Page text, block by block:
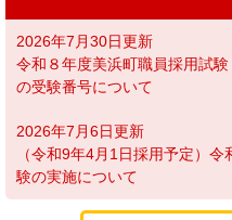
2026年7月30日更新
令和８年度美浜町職員採用試
の受験番号について
2026年7月6日更新
（令和9年4月1日採用予定）
験の実施について